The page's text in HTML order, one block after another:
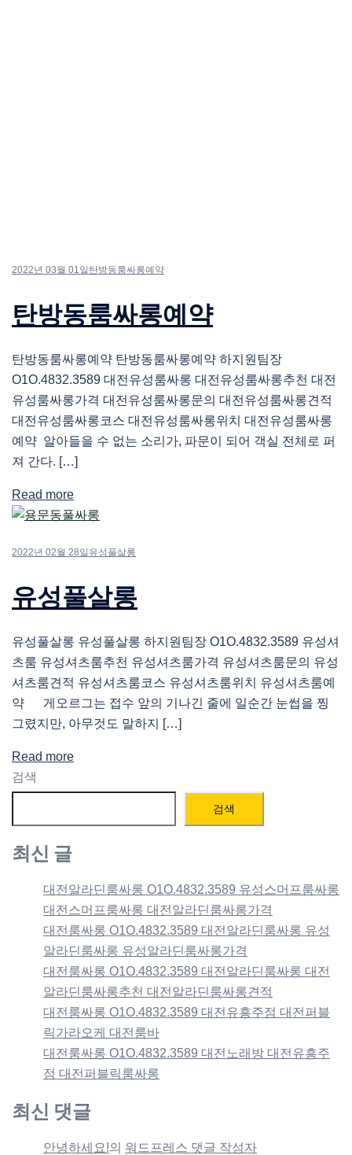
2022년 03월 01일 탄방동룸싸롱예약
탄방동룸싸롱예약
탄방동룸싸롱예약 탄방동룸싸롱예약 하지원팀장
O1O.4832.3589 대전유성룸싸롱 대전유성룸싸롱추천 대전
유성룸싸롱가격 대전유성룸싸롱문의 대전유성룸싸롱견적
대전유성룸싸롱코스 대전유성룸싸롱위치 대전유성룸싸롱
예약 알아들을 수 없는 소리가, 파문이 되어 객실 전체로 퍼
져 간다. […]
Read more
2022년 02월 28일 유성풀살롱
유성풀살롱
유성풀살롱 유성풀살롱 하지원팀장 O1O.4832.3589 유성셔
츠룸 유성셔츠룸추천 유성셔츠룸가격 유성셔츠룸문의 유성
셔츠룸견적 유성셔츠룸코스 유성셔츠룸위치 유성셔츠룸예
약 게오르그는 접수 앞의 기나긴 줄에 일순간 눈썹을 찡
그렸지만, 아무것도 말하지 […]
Read more
검색
검색
최신 글
대전알라딘룸싸롱 O1O.4832.3589 유성스머프룸싸롱
대전스머프룸싸롱 대전알라딘룸싸롱가격
대전룸싸롱 O1O.4832.3589 대전알라딘룸싸롱 유성
알라딘룸싸롱 유성알라딘룸싸롱가격
대전룸싸롱 O1O.4832.3589 대전알라딘룸싸롱 대전
알라딘룸싸롱추천 대전알라딘룸싸롱견적
대전룸싸롱 O1O.4832.3589 대전유흥주점 대전퍼블
릭가라오케 대전룸바
대전룸싸롱 O1O.4832.3589 대전노래방 대전유흥주
점 대전퍼블릭룸싸롱
최신 댓글
안녕하세요!의 워드프레스 댓글 작성자